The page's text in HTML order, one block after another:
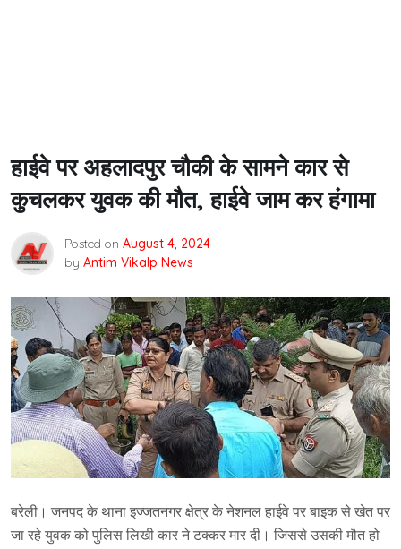
हाईवे पर अहलादपुर चौकी के सामने कार से
कुचलकर युवक की मौत, हाईवे जाम कर हंगामा
Posted on August 4, 2024
by Antim Vikalp News
बरेली। जनपद के थाना इज्जतनगर क्षेत्र के नेशनल हाईवे पर बाइक से खेत पर
जा रहे युवक को पुलिस लिखी कार ने टक्कर मार दी। जिससे उसकी मौत हो